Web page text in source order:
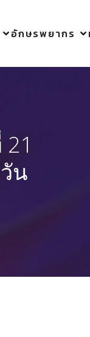
อักษรพยากร
น